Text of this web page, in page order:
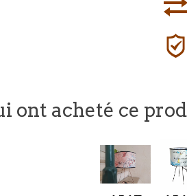
ont acheté ce